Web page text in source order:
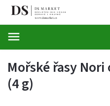
Mořské řasy
(4 g)